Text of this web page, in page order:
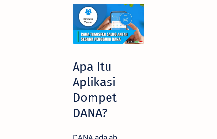
Apa Itu
Aplikasi
Dompet
DANA?